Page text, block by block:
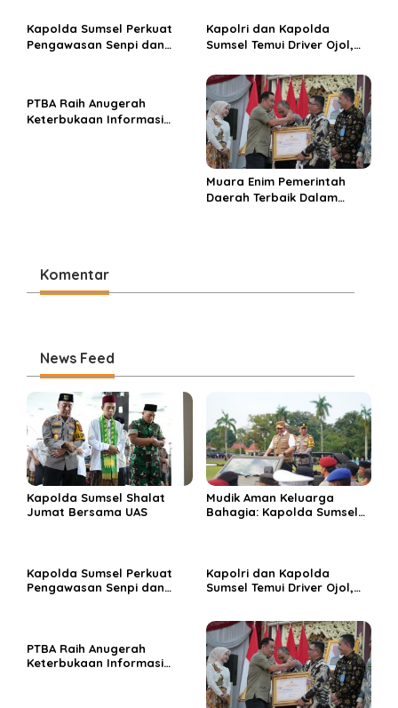
Kapolda Sumsel Perkuat
Pengawasan Senpi dan
Kapolri dan Kapolda
Sumsel Temui Driver Ojol,
Humanis Polri
PTBA Raih Anugerah
Keterbukaan Informasi
Muara Enim Pemerintah
Daerah Terbaik Dalam
Komentar
News Feed
Kapolda Sumsel Shalat
Jumat Bersama UAS
Mudik Aman Keluarga
Bahagia: Kapolda Sumsel
Kapolda Sumsel Perkuat
Pengawasan Senpi dan
Kapolri dan Kapolda
Sumsel Temui Driver Ojol,
PTBA Raih Anugerah
Keterbukaan Informasi